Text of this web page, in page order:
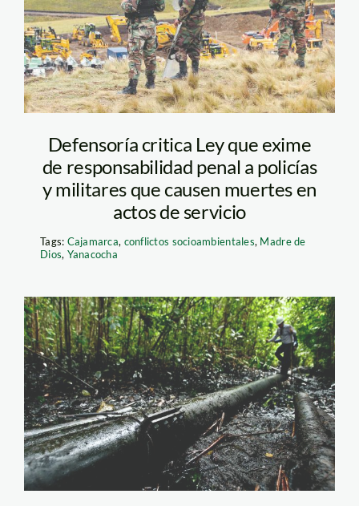
Defensoría critica Ley que exime
de responsabilidad penal a policías
y militares que causen muertes en
actos de servicio
Tags: Cajamarca, conflictos socioambientales, Madre de
Dios, Yanacocha